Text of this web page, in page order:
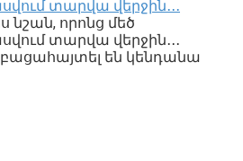
տարվա վերջին․․․
նշան, որոնց մեծ
տարվա վերջին․․․
են կենդանա